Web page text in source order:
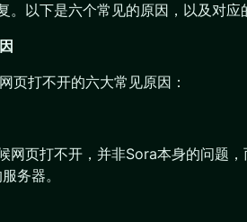
。以下是六个常见的原因，以及对应
页打不开的六大常见原因：
网页打不开，并非Sora本身的问题
务器。